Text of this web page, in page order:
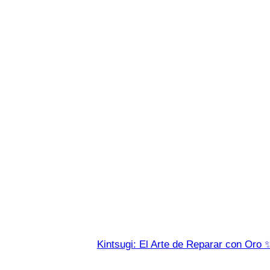
Kintsugi: El Arte de Reparar con Oro